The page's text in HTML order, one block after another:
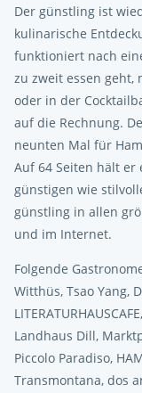
Der günstling ist
kulinarische
funktioniert nach
zu zweit essen geht,
oder in der
auf die Rechnung.
neunten Mal für
Auf 64 Seiten hält er
günstigen wie
günstling in allen
und im Internet.
Folgende
Witthüs, Tsao Yang,
Landhaus Dill,
Piccolo Paradiso,
Transmontana, dos